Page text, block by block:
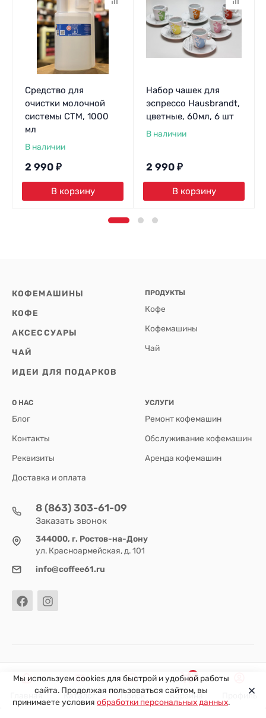
Средство для
очистки молочной
системы СТМ, 1000
мл
В наличии
2 990 ₽
В корзину
Набор чашек для
эспрессо Hausbrandt,
цветные, 60мл, 6 шт
В наличии
2 990 ₽
В корзину
КОФЕМАШИНЫ
КОФЕ
АКСЕССУАРЫ
ЧАЙ
ИДЕИ ДЛЯ ПОДАРКОВ
ПРОДУКТЫ
Кофе
Кофемашины
Чай
О НАС
Блог
Контакты
Реквизиты
Доставка и оплата
УСЛУГИ
Ремонт кофемашин
Обслуживание кофемашин
Аренда кофемашин
8 (863) 303-61-09
Заказать звонок
344000, г. Ростов-на-Дону
ул. Красноармейская, д. 101
info@coffee61.ru
Мы используем cookies для быстрой и удобной работы
сайта. Продолжая пользоваться сайтом, вы
принимаете условияобработки персональных данных.
Главная Каталог Поиск
0
Корзина Профиль